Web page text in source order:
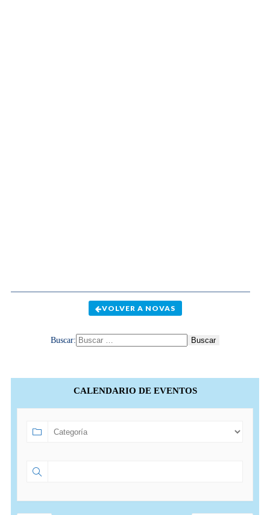
VOLVER A NOVAS
Buscar:
CALENDARIO DE EVENTOS